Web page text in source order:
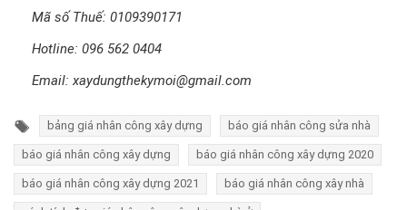
Mã số Thuế: 0109390171
Hotline: 096 562 0404
Email:xaydungthekymoi@gmail.com
bảng giá nhân công xây dựng báo giá nhân công sửa nhà
báo giá nhân công xây dựng báo giá nhân công xây dựng 2020
báo giá nhân công xây dựng 2021 báo giá nhân công xây nhà